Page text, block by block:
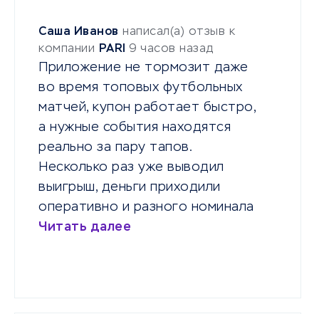
Саша Иванов написал(а) отзыв к
компании PARI 9 часов назад
Приложение не тормозит даже
во время топовых футбольных
матчей, купон работает быстро,
а нужные события находятся
реально за пару тапов.
Несколько раз уже выводил
выигрыш, деньги приходили
оперативно и разного номинала
Читать далее